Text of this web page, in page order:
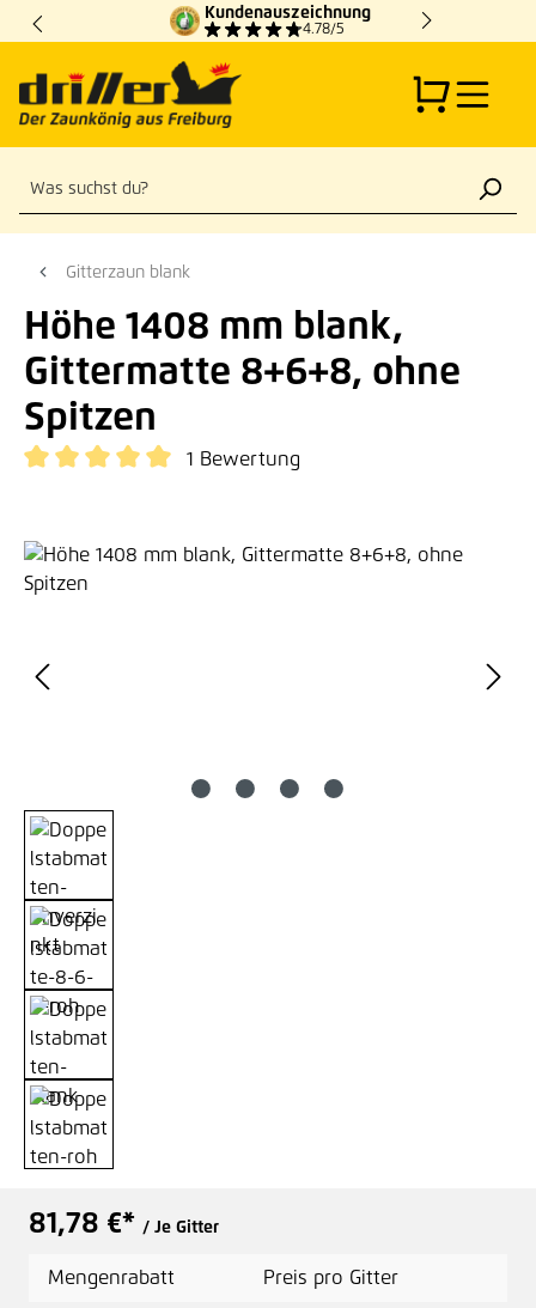
Zum Hauptinhalt springen
Kundenauszeichnung
4.78/5
Gitterzaun blank
Höhe 1408 mm blank,
Gittermatte 8+6+8, ohne
Spitzen
1 Bewertung
Bildergalerie überspringen
81,78 €* / Je Gitter
Mengenrabatt Preis pro Gitter